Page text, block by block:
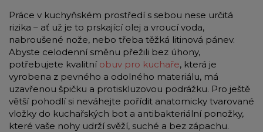
Práce v kuchyňském prostředí s sebou nese určitá
rizika – ať už je to prskající olej a vroucí voda,
nabroušené nože, nebo třeba těžká litinová pánev.
Abyste celodenní směnu přežili bez úhony,
potřebujete kvalitní obuv pro kuchaře, která je
vyrobena z pevného a odolného materiálu, má
uzavřenou špičku a protiskluzovou podrážku. Pro ještě
větší pohodlí si neváhejte pořídit anatomicky tvarované
vložky do kuchařských bot a antibakteriální ponožky,
které vaše nohy udrží svěží, suché a bez zápachu.